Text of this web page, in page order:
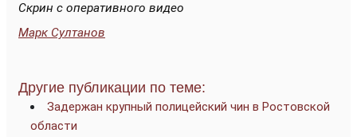
Скрин с оперативного видео
Марк Султанов
Другие публикации по теме:
Задержан крупный полицейский чин в Ростовской
области